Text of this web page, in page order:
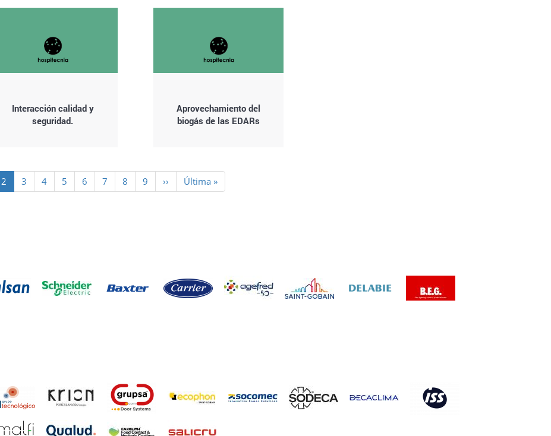
Interacción calidad y
seguridad.
Aprovechamiento del
biogás de las EDARs
Página
actual
2 Page
3 Page
4 Page
5 Page
6 Page
7 Page
8 Page
9
Siguiente
página
››
Última
página
Última »